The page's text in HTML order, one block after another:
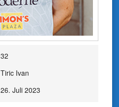
32
Tiric Ivan
26. Juli 2023